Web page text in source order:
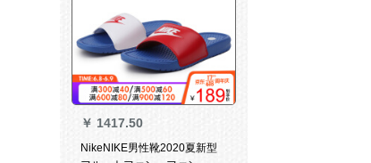
￥ 1417.50
NikeNIKE男性靴2020夏新型